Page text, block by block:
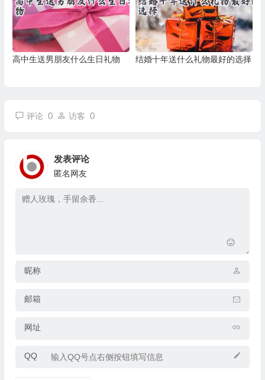
高中生送男朋友什么生日礼物 结婚十年送什么礼物最好的选择
评论 0 访客 0
发表评论
匿名网友
昵称
邮箱
网址
QQ